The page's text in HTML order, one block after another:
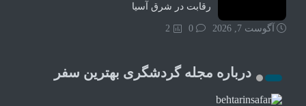
رقابت در شرق آسیا
آگوست 7, 2026 2
درباره مجله گردشگری بهترین سفر